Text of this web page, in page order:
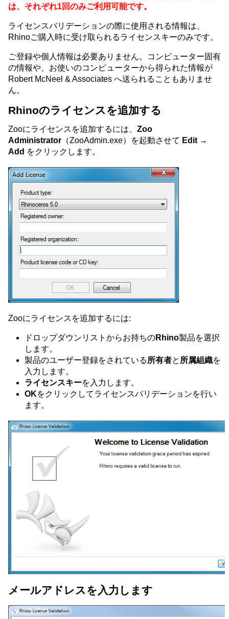
は、それぞれ1回のみご利用可能です。
ライセンスバリデーションの際に使用される情報は、
Rhinoご購入時に受け取られるライセンスキーのみです。
ご登録や個人情報は必要ありません。コンピューター固有
の情報や、お使いのコンピューターから得られた情報が
Robert McNeel & Associates へ送られることもありませ
ん。
Rhinoのライセンスを追加する
Zooにライセンスを追加するには、 Zoo
Administrator （ZooAdmin.exe）を起動させて Edit →
Add をクリックします。
Zooにライセンスを追加するには:
ドロップダウンリストからお持ちのRhino製品を選択
します。
製品のユーザー登録をされている所有者と 所属組織を
入力します。
ライセンスキーを入力します。
OKをクリックしてライセンスバリデーションを行い
ます。
メールアドレスを入力します